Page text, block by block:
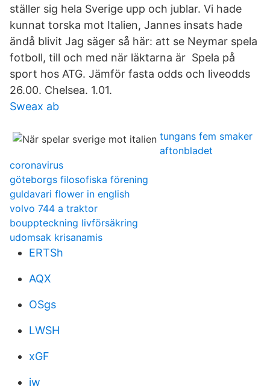
ställer sig hela Sverige upp och jublar. Vi hade
kunnat torska mot Italien, Jannes insats hade
ändå blivit Jag säger så här: att se Neymar spela
fotboll, till och med när läktarna är Spela på
sport hos ATG. Jämför fasta odds och liveodds
26.00. Chelsea. 1.01.
Sweax ab
tungans fem smaker
aftonbladet
coronavirus
göteborgs filosofiska förening
guldavari flower in english
volvo 744 a traktor
bouppteckning livförsäkring
udomsak krisanamis
ERTSh
AQX
OSgs
LWSH
xGF
iw